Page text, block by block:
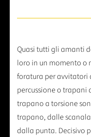
Quasi tutti gli amanti
loro in un momento o
foratura per
percussione o trapani
trapano a torsione
trapano, dalle
dalla punta. Decisivo